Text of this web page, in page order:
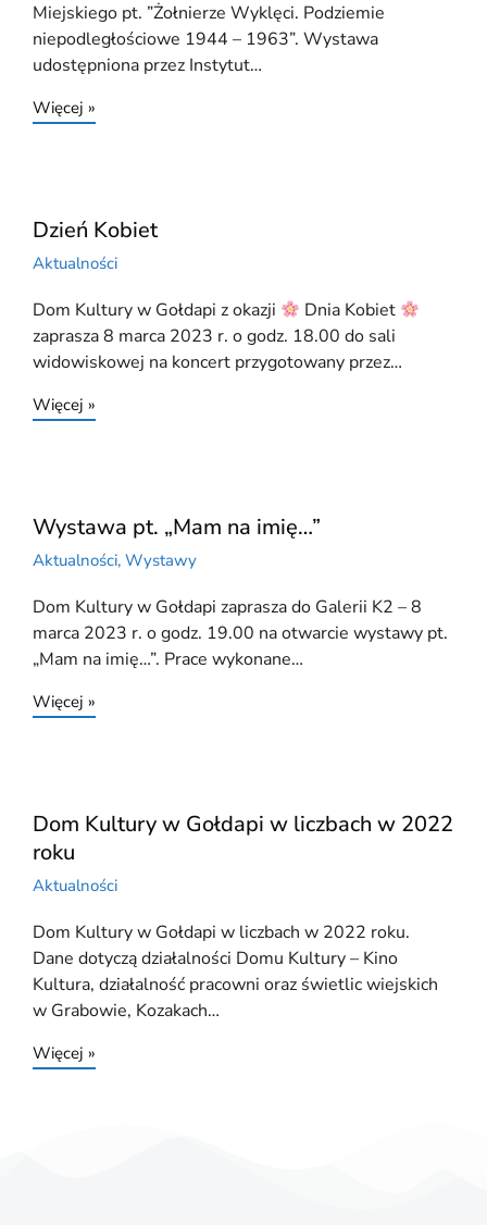
Miejskiego pt. ”Żołnierze Wyklęci. Podziemie
niepodległościowe 1944 – 1963”. Wystawa
udostępniona przez Instytut…
Więcej »
Dzień Kobiet
Aktualności
Dom Kultury w Gołdapi z okazji
Dnia Kobiet
zaprasza 8 marca 2023 r. o godz. 18.00 do sali
widowiskowej na koncert przygotowany przez…
Więcej »
Wystawa pt. „Mam na imię…”
Aktualności, Wystawy
Dom Kultury w Gołdapi zaprasza do Galerii K2 – 8
marca 2023 r. o godz. 19.00 na otwarcie wystawy pt.
„Mam na imię…”. Prace wykonane…
Więcej »
Dom Kultury w Gołdapi w liczbach w 2022
roku
Aktualności
Dom Kultury w Gołdapi w liczbach w 2022 roku.
Dane dotyczą działalności Domu Kultury – Kino
Kultura, działalność pracowni oraz świetlic wiejskich
w Grabowie, Kozakach…
Więcej »